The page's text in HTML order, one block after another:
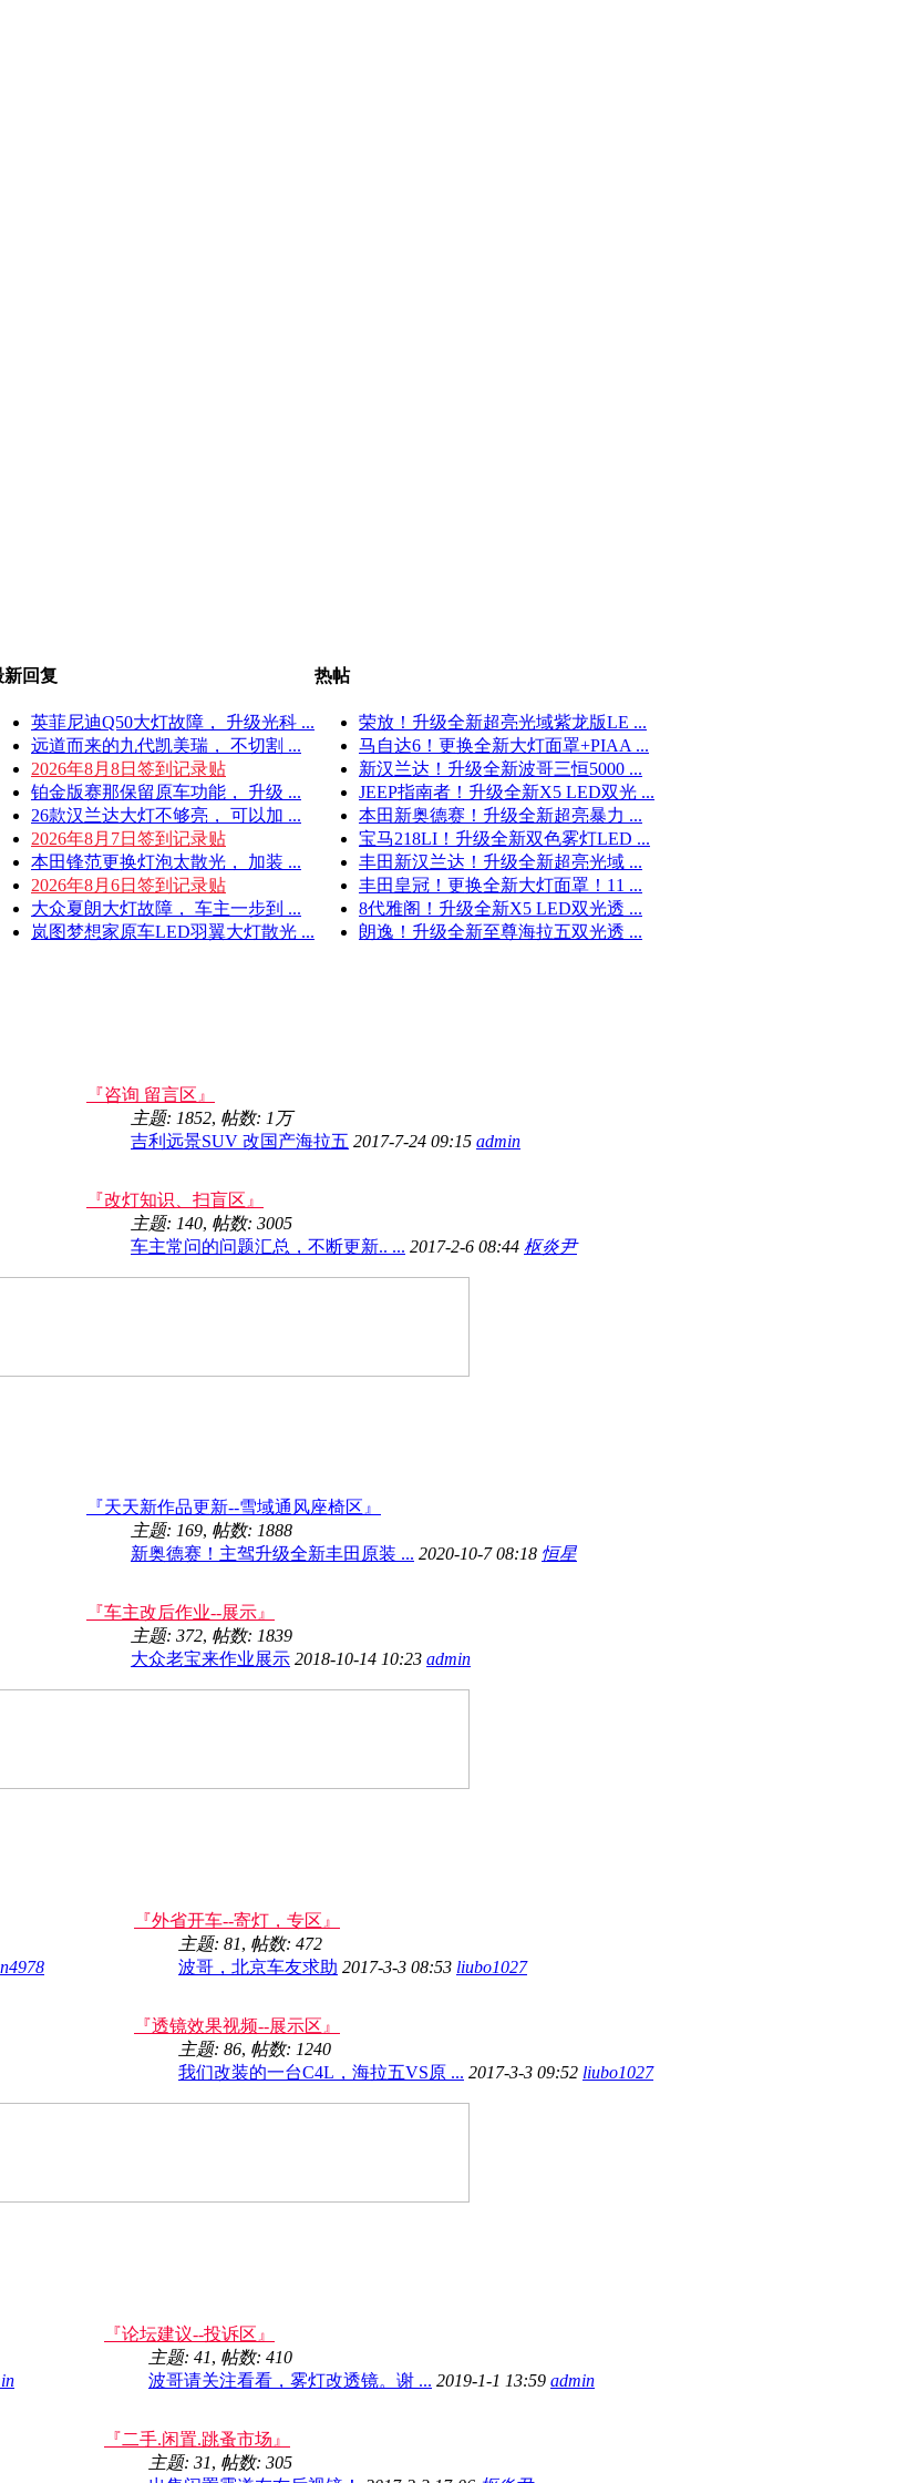
新回复
英菲尼迪Q50大灯故障， 升级光科 ...
远道而来的九代凯美瑞， 不切割 ...
2026年8月8日签到记录贴
铂金版赛那保留原车功能， 升级 ...
26款汉兰达大灯不够亮， 可以加 ...
2026年8月7日签到记录贴
本田锋范更换灯泡太散光， 加装 ...
2026年8月6日签到记录贴
大众夏朗大灯故障， 车主一步到 ...
岚图梦想家原车LED羽翼大灯散光 ...
热帖
荣放！升级全新超亮光域紫龙版LE ...
马自达6！更换全新大灯面罩+PIAA ...
新汉兰达！升级全新波哥三恒5000 ...
JEEP指南者！升级全新X5 LED双光 ...
本田新奥德赛！升级全新超亮暴力 ...
宝马218LI！升级全新双色雾灯LED ...
丰田新汉兰达！升级全新超亮光域 ...
丰田皇冠！更换全新大灯面罩！11 ...
8代雅阁！升级全新X5 LED双光透 ...
朗逸！升级全新至尊海拉五双光透 ...
『咨询 留言区』
主题: 1852, 帖数: 1万
吉利远景SUV 改国产海拉五 2017-7-24 09:15 admin
『改灯知识、扫盲区』
主题: 140, 帖数: 3005
车主常问的问题汇总，不断更新.. ... 2017-2-6 08:44 枢炎尹
『天天新作品更新--雪域通风座椅区』
主题: 169, 帖数: 1888
新奥德赛！主驾升级全新丰田原装 ... 2020-10-7 08:18 恒星
『车主改后作业--展示』
主题: 372, 帖数: 1839
大众老宝来作业展示 2018-10-14 10:23 admin
『外省开车--寄灯，专区』
主题: 81, 帖数: 472
波哥，北京车友求助 2017-3-3 08:53 liubo1027
『透镜效果视频--展示区』
主题: 86, 帖数: 1240
我们改装的一台C4L，海拉五VS原 ... 2017-3-3 09:52 liubo1027
『论坛建议--投诉区』
主题: 41, 帖数: 410
波哥请关注看看，雾灯改透镜。谢 ... 2019-1-1 13:59 admin
『二手.闲置.跳蚤市场』
主题: 31, 帖数: 305